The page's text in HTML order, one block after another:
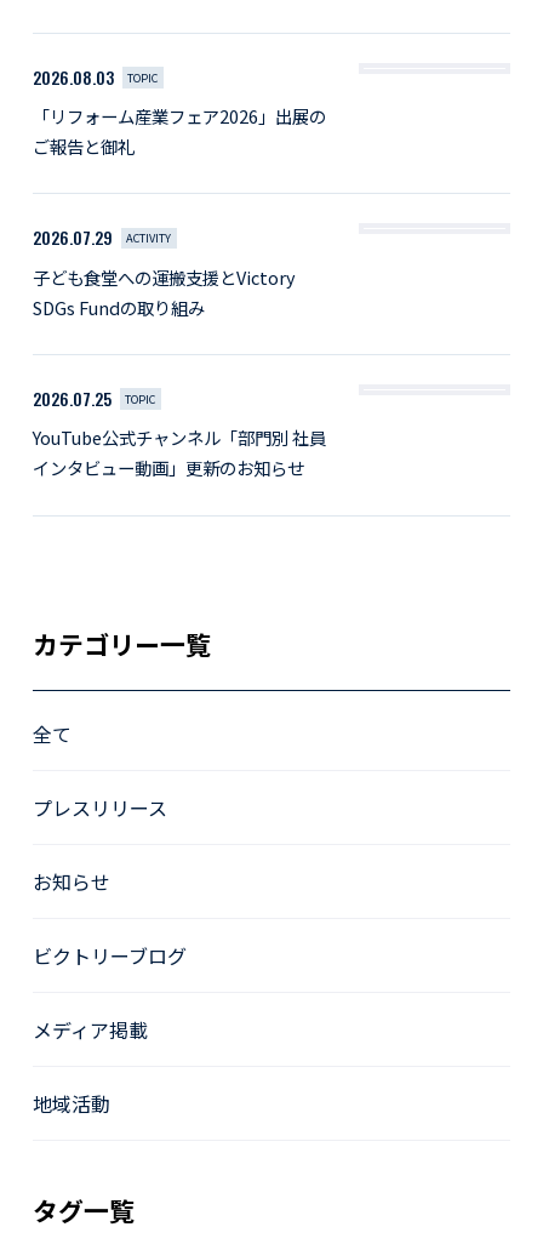
2026.08.03 TOPIC
「リフォーム産業フェア2026」出展の
ご報告と御礼
2026.07.29 ACTIVITY
子ども食堂への運搬支援とVictory
SDGs Fundの取り組み
2026.07.25 TOPIC
YouTube公式チャンネル「部門別 社員
インタビュー動画」更新のお知らせ
カテゴリー一覧
全て
プレスリリース
お知らせ
ビクトリーブログ
メディア掲載
地域活動
タグ一覧